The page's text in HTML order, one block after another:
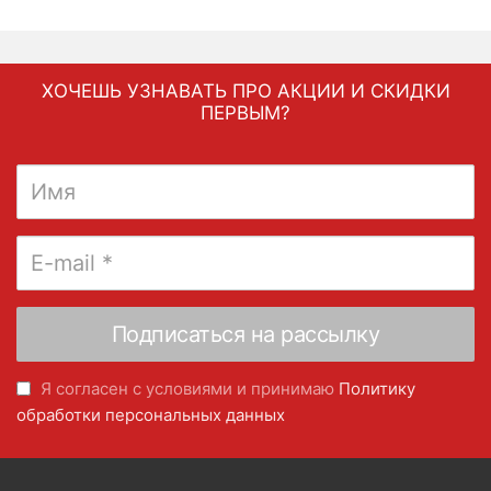
ХОЧЕШЬ УЗНАВАТЬ ПРО АКЦИИ И СКИДКИ
ПЕРВЫМ?
Я согласен с условиями и принимаю Политику
обработки персональных данных